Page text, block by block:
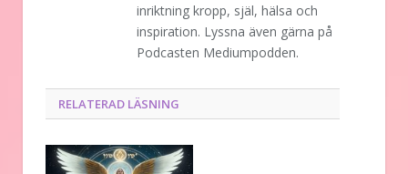
inriktning kropp, själ, hälsa och
inspiration. Lyssna även gärna på
Podcasten Mediumpodden.
RELATERAD LÄSNING